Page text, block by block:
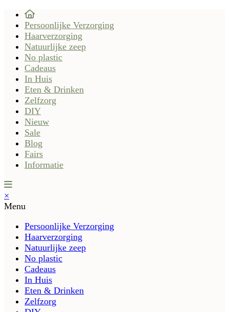
Persoonlijke Verzorging
Haarverzorging
Natuurlijke zeep
No plastic
Cadeaus
In Huis
Eten & Drinken
Zelfzorg
DIY
Nieuw
Sale
Blog
Fairs
Informatie
×
Menu
Persoonlijke Verzorging
Haarverzorging
Natuurlijke zeep
No plastic
Cadeaus
In Huis
Eten & Drinken
Zelfzorg